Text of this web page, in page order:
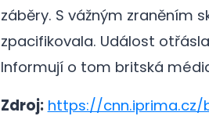
záběry. S vážným zraněním
zpacifikovala. Událost
Informují o tom britská
Zdroj: https://